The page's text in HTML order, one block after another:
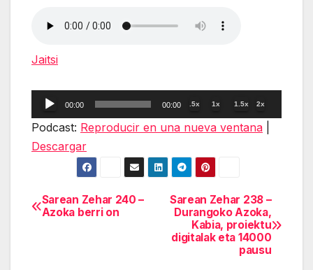
Jaitsi
Reproductor
de
00:00 00:00 .5x 1x 1.5x 2x
Podcast: Reproducir en una nueva ventana
Descargar
Navegación
Sarean Zehar 238 –
Durangoko Azoka,
Kabia, proiektu
digitalak eta 14000
pausu
Sarean Zehar 240 –
Azoka berri on